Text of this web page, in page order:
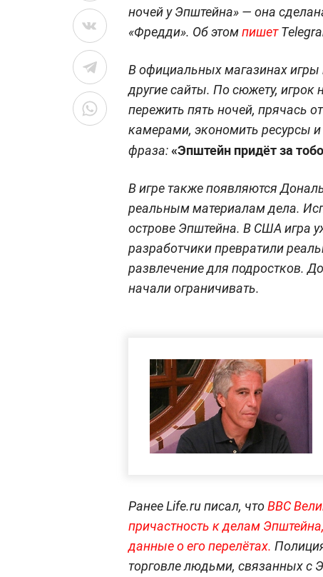
ночей у Эпштейна» — она
«Фредди». Об этомпишет
В официальных магазинах игры
другие сайты. По сюжету, игрок
пережить пять ночей, прячась
камерами, экономить ресурсы и
фраза:«Эпштейн придёт за
В игре также появляются
реальным материалам дела.
острове Эпштейна. В США игра
разработчики превратили
развлечение для подростков.
начали ограничивать.
Ранее Life.ru писал, чтоВВС
причастность к делам
данные о его перелётах.
торговле людьми, связанных с